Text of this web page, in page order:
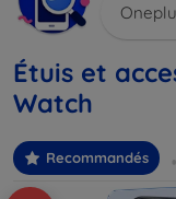
Étuis et
Watch
Recommandés